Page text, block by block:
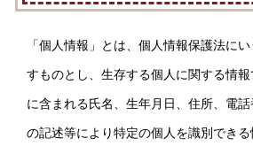
「個人情報」とは、個人情報保護法に
すものとし、生存する個人に関する情
に含まれる氏名、生年月日、住所、電
の記述等により特定の個人を識別でき